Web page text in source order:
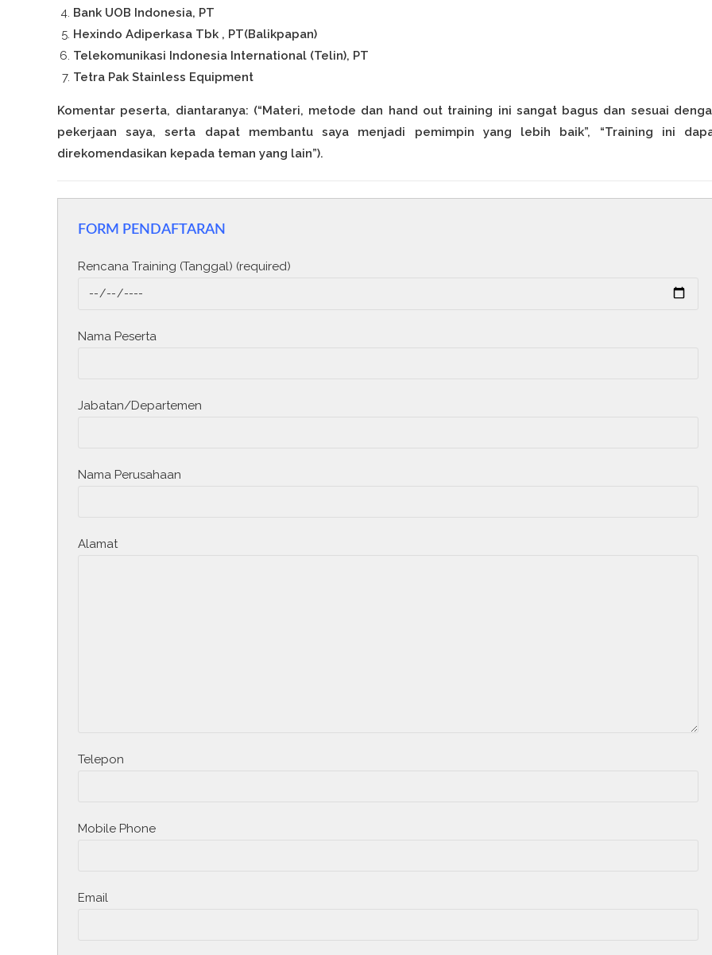
Bank UOB Indonesia, PT
Hexindo Adiperkasa Tbk , PT(Balikpapan)
Telekomunikasi Indonesia International (Telin), PT
Tetra Pak Stainless Equipment
Komentar peserta, diantaranya: (“Materi, metode dan hand out training ini sangat bagus dan sesuai
pekerjaan saya, serta dapat membantu saya menjadi pemimpin yang lebih baik”, “Training ini
direkomendasikan kepada teman yang lain”).
FORM PENDAFTARAN
Rencana Training (Tanggal) (required)
Nama Peserta
Jabatan/Departemen
Nama Perusahaan
Alamat
Telepon
Mobile Phone
Email